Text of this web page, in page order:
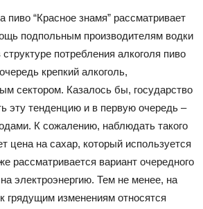
“Красное знамя” рассматривает
подпольным производителям водки
потребления алкоголя пиво
крепкий алкоголь,
сектором. Казалось бы, государство
эту тенденцию и в первую очередь –
К сожалению, наблюдать такого
цена на сахар, который используется
рассматривается вариант очередного
электроэнергию. Тем не менее, на
грядущим изменениям относятся